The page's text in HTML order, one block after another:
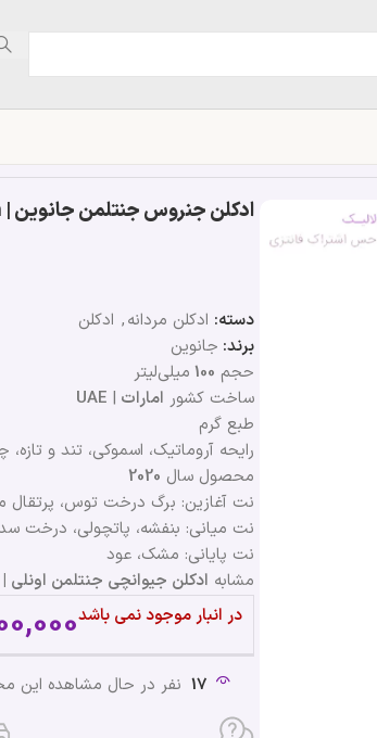
ادکلن جنروس جنتلمن جانوین | Johnwin Generous Gentlemen
دسته: ادکلن مردانه, ادکلن
برند: جانوین
حجم 100 میلی‌لیتر
ساخت کشور امارات |
UAE
طبع گرم
رایحه آروماتیک، اسموکی، تند و
محصول سال 2020
نت آغازین: برگ درخت توس، پرتقال
نت میانی: بنفشه، پاتچولی، درخت
نت پایانی: مشک، عود
مشابه ادکلن جیوانچی جنتلمن اونلی | Givenchy Gentlemen Only
در انبار موجود نمی باشد
17 نفر در حال مشاهده این